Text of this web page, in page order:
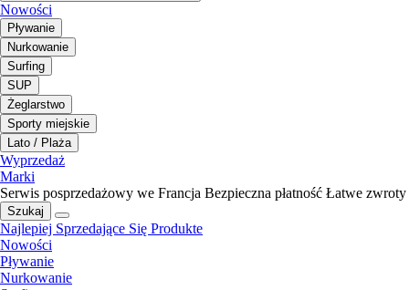
Nowości
Pływanie
Nurkowanie
Surfing
SUP
Żeglarstwo
Sporty miejskie
Lato / Plaża
Wyprzedaż
Marki
Serwis posprzedażowy we Francja Bezpieczna płatność Łatwe zwroty
Szukaj
Najlepiej Sprzedające Się Produkte
Nowości
Pływanie
Nurkowanie